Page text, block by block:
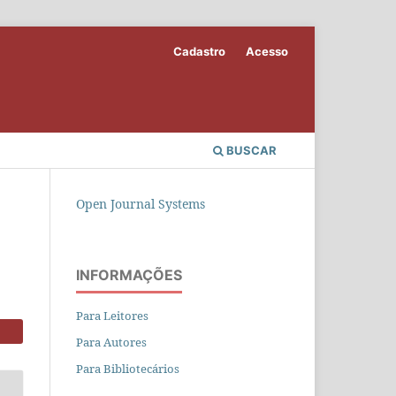
BUSCAR
Cadastro Acesso
Open Journal Systems
INFORMAÇÕES
Para Leitores
Para Autores
Para Bibliotecários